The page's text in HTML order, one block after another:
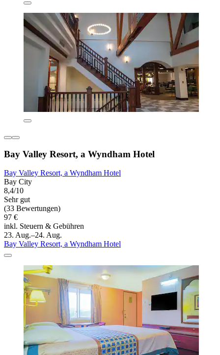
Bay Valley Resort, a Wyndham Hotel
Bay Valley Resort, a Wyndham Hotel
Bay City
8,4/10
Sehr gut
(33 Bewertungen)
97 €
inkl. Steuern & Gebühren
23. Aug.–24. Aug.
Bay Valley Resort, a Wyndham Hotel